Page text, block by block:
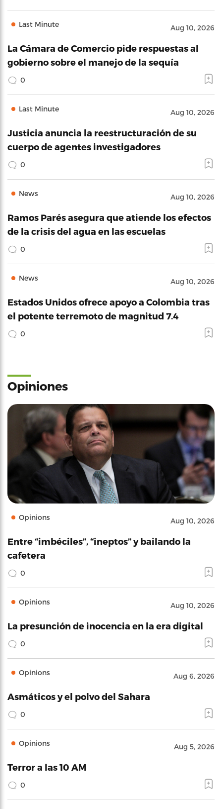
Last Minute Aug 10, 2026
La Cámara de Comercio pide respuestas al
gobierno sobre el manejo de la sequía
0
Last Minute Aug 10, 2026
Justicia anuncia la reestructuración de su
cuerpo de agentes investigadores
0
News Aug 10, 2026
Ramos Parés asegura que atiende los efectos
de la crisis del agua en las escuelas
0
News Aug 10, 2026
Estados Unidos ofrece apoyo a Colombia tras
el potente terremoto de magnitud 7.4
0
Opiniones
Opinions Aug 10, 2026
Entre “imbéciles”, “ineptos” y bailando la
cafetera
0
Opinions Aug 10, 2026
La presunción de inocencia en la era digital
0
Opinions Aug 6, 2026
Asmáticos y el polvo del Sahara
0
Opinions Aug 5, 2026
Terror a las 10 AM
0